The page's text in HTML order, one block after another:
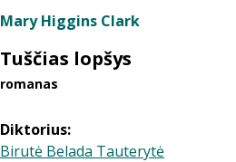
Mary Higgins Clark
Tuščias lopšys
romanas
Diktorius:
Birutė Belada Tauterytė